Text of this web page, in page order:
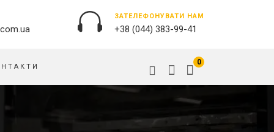
ЗАТЕЛЕФОНУВАТИ НАМ
+38 (044) 383-99-41
0